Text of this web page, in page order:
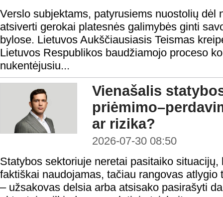
Verslo subjektams, patyrusiems nuostolių dėl
atsiverti gerokai platesnės galimybės ginti
bylose. Lietuvos Aukščiausiasis Teismas
Lietuvos Respublikos baudžiamojo proceso
nukentėjusiu...
Vienašalis
ar rizika?
2026-07-30 08:50
Statybos sektoriuje neretai pasitaiko
faktiškai naudojamas, tačiau rangovas
– užsakovas delsia arba atsisako pasirašyti